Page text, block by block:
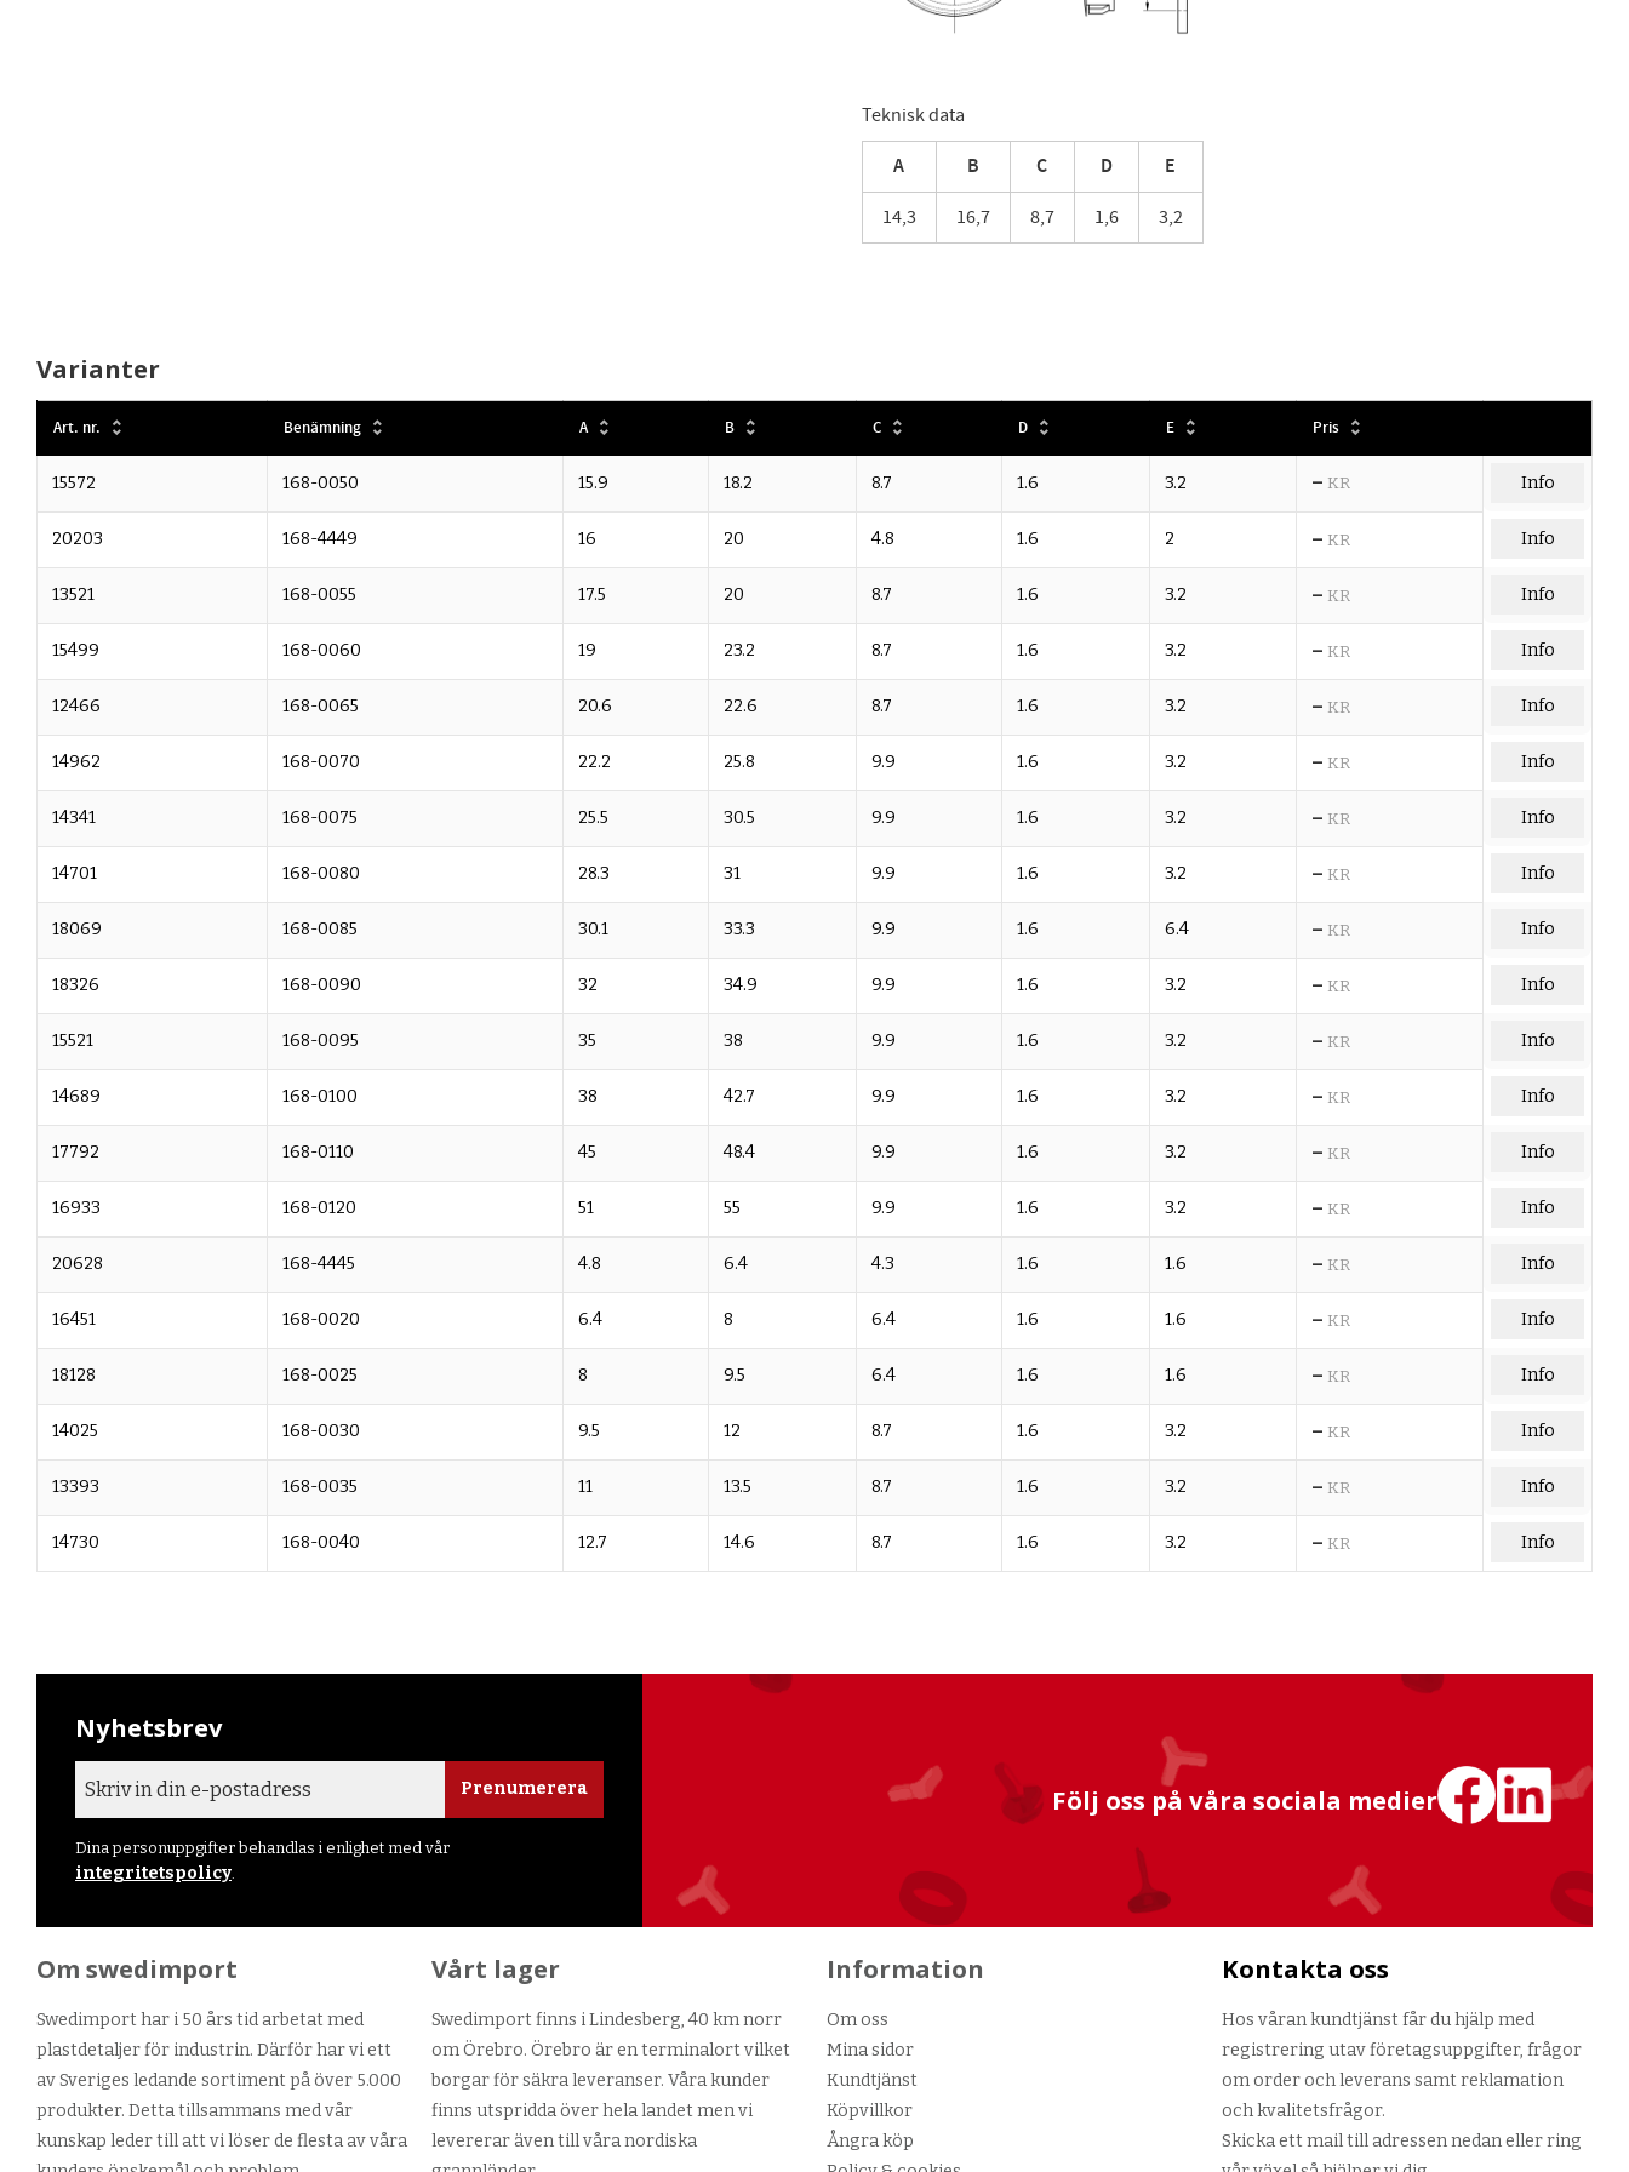
Teknisk data
A B C D E
14,3 16,7 8,7 1,6 3,2
Varianter
Art. nr. Benämning A B C D E Pris
15572 168-0050 15.9 18.2 8.7 1.6 3.2 – KR Info
20203 168-4449 16 20 4.8 1.6 2 – KR Info
13521 168-0055 17.5 20 8.7 1.6 3.2 – KR Info
15499 168-0060 19 23.2 8.7 1.6 3.2 – KR Info
12466 168-0065 20.6 22.6 8.7 1.6 3.2 – KR Info
14962 168-0070 22.2 25.8 9.9 1.6 3.2 – KR Info
14341 168-0075 25.5 30.5 9.9 1.6 3.2 – KR Info
14701 168-0080 28.3 31 9.9 1.6 3.2 – KR Info
18069 168-0085 30.1 33.3 9.9 1.6 6.4 – KR Info
18326 168-0090 32 34.9 9.9 1.6 3.2 – KR Info
15521 168-0095 35 38 9.9 1.6 3.2 – KR Info
14689 168-0100 38 42.7 9.9 1.6 3.2 – KR Info
17792 168-0110 45 48.4 9.9 1.6 3.2 – KR Info
16933 168-0120 51 55 9.9 1.6 3.2 – KR Info
20628 168-4445 4.8 6.4 4.3 1.6 1.6 – KR Info
16451 168-0020 6.4 8 6.4 1.6 1.6 – KR Info
18128 168-0025 8 9.5 6.4 1.6 1.6 – KR Info
14025 168-0030 9.5 12 8.7 1.6 3.2 – KR Info
13393 168-0035 11 13.5 8.7 1.6 3.2 – KR Info
14730 168-0040 12.7 14.6 8.7 1.6 3.2 – KR Info
Nyhetsbrev
Prenumerera
Dina personuppgifter behandlas i enlighet med vår
integritetspolicy
Följ oss på våra sociala medier
Om swedimport
Swedimport har i 50 års tid arbetat med
plastdetaljer för industrin. Därför har vi ett
av Sveriges ledande sortiment på över 5.000
produkter. Detta tillsammans med vår
kunskap leder till att vi löser de flesta av våra
Vårt lager
Swedimport finns i Lindesberg, 40 km norr
om Örebro. Örebro är en terminalort vilket
borgar för säkra leveranser. Våra kunder
finns utspridda över hela landet men vi
levererar även till våra nordiska
Information
Om oss
Mina sidor
Kundtjänst
Köpvillkor
Ångra köp
Kontakta oss
Hos våran kundtjänst får du hjälp med
registrering utav företagsuppgifter, frågor
om order och leverans samt reklamation
och kvalitetsfrågor.
Skicka ett mail till adressen nedan eller ring